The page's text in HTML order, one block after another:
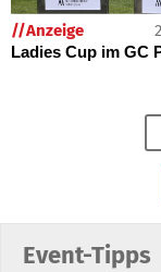
//Anzeige
Ladies Cup im GC
Event-Tipps